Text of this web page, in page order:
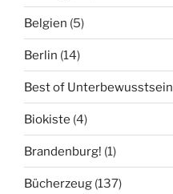
Belgien (5)
Berlin (14)
Best of Unterbewusstsein
Biokiste (4)
Brandenburg! (1)
Bücherzeug (137)